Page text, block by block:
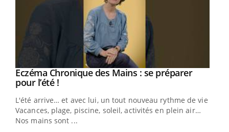
Youtube
Eczéma Chronique des Mains : se préparer
pour l’été !Youtube
L'été arrive… et avec lui, un tout nouveau rythme de vie !
Vacances, plage, piscine, soleil, activités en plein air…
Nos mains sont ...